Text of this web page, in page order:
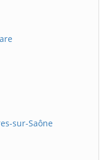
sur-Saône